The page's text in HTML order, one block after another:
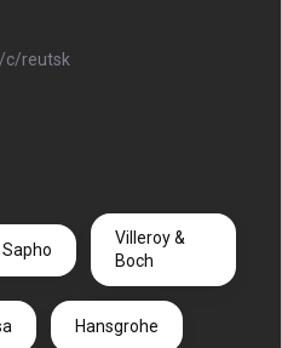
c/reutsk
Sapho
Villeroy &
Boch
Hansgrohe